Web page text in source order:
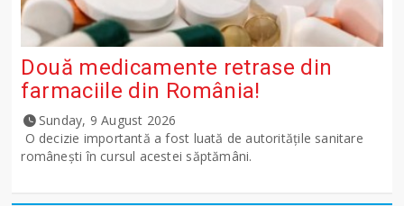
Două medicamente retrase din
farmaciile din România!
Sunday, 9 August 2026
O decizie importantă a fost luată de autoritățile sanitare
românești în cursul acestei săptămâni.